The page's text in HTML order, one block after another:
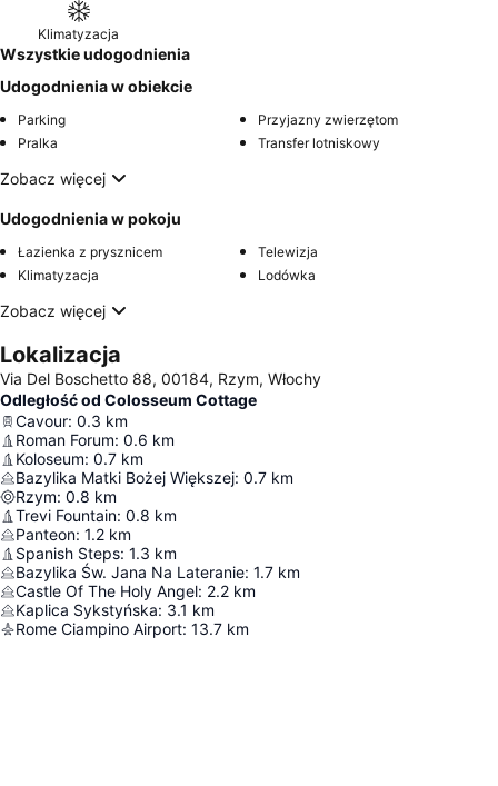
Klimatyzacja
Wszystkie udogodnienia
Udogodnienia w obiekcie
Parking
Przyjazny zwierzętom
Pralka
Transfer lotniskowy
Zobacz więcej
Udogodnienia w pokoju
Łazienka z prysznicem
Telewizja
Klimatyzacja
Lodówka
Zobacz więcej
Lokalizacja
Via Del Boschetto 88, 00184, Rzym, Włochy
Odległość od Colosseum Cottage
Cavour: 0.3 km
Roman Forum: 0.6 km
Koloseum: 0.7 km
Bazylika Matki Bożej Większej: 0.7 km
Rzym: 0.8 km
Trevi Fountain: 0.8 km
Panteon: 1.2 km
Spanish Steps: 1.3 km
Bazylika Św. Jana Na Lateranie: 1.7 km
Castle Of The Holy Angel: 2.2 km
Kaplica Sykstyńska: 3.1 km
Rome Ciampino Airport: 13.7 km